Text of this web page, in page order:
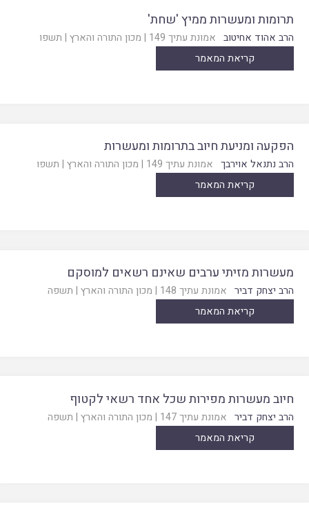
תרומות ומעשרות ממיץ 'שחת'
הרב אהוד אחיטוב אמונת עתיך 149 | מכון התורה והארץ | תשפו
קריאת המאמר
הפקעה ומניעת חיוב בתרומות ומעשרות
הרב נתנאל אוירבך אמונת עתיך 149 | מכון התורה והארץ | תשפו
קריאת המאמר
מעשרות מזיתי ערבים שאינם רשאים למוסקם
הרב יצחק דביר אמונת עתיך 148 | מכון התורה והארץ | תשפה
קריאת המאמר
חיוב מעשרות מפירות שכל אחד רשאי לקטוף
הרב יצחק דביר אמונת עתיך 147 | מכון התורה והארץ | תשפה
קריאת המאמר